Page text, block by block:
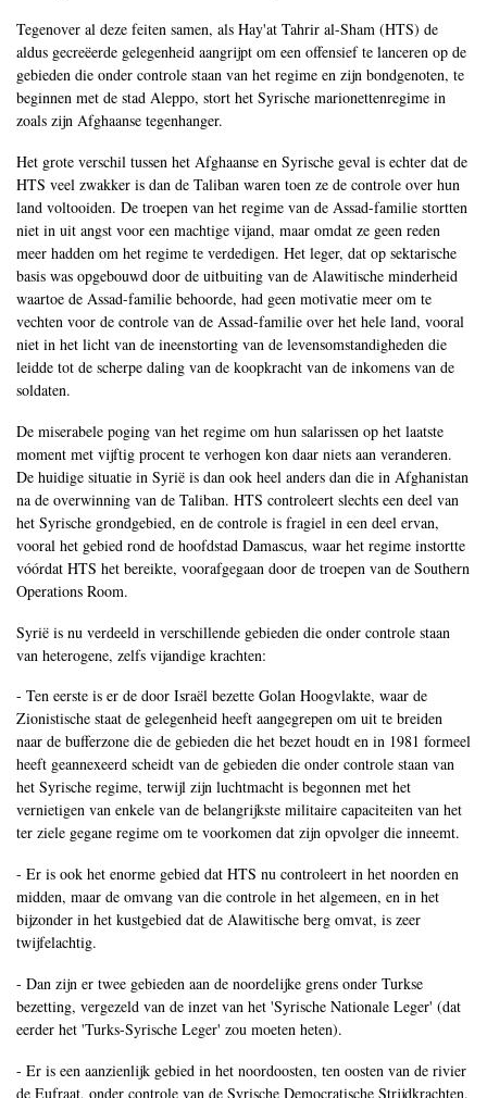
Tegenover al deze feiten samen, als Hay'at Tahrir al-Sham (HTS) de
aldus gecreëerde gelegenheid aangrijpt om een offensief te lanceren op de
gebieden die onder controle staan van het regime en zijn bondgenoten, te
beginnen met de stad Aleppo, stort het Syrische marionettenregime in
zoals zijn Afghaanse tegenhanger.
Het grote verschil tussen het Afghaanse en Syrische geval is echter dat de
HTS veel zwakker is dan de Taliban waren toen ze de controle over hun
land voltooiden. De troepen van het regime van de Assad-familie stortten
niet in uit angst voor een machtige vijand, maar omdat ze geen reden
meer hadden om het regime te verdedigen. Het leger, dat op sektarische
basis was opgebouwd door de uitbuiting van de Alawitische minderheid
waartoe de Assad-familie behoorde, had geen motivatie meer om te
vechten voor de controle van de Assad-familie over het hele land, vooral
niet in het licht van de ineenstorting van de levensomstandigheden die
leidde tot de scherpe daling van de koopkracht van de inkomens van de
soldaten.
De miserabele poging van het regime om hun salarissen op het laatste
moment met vijftig procent te verhogen kon daar niets aan veranderen.
De huidige situatie in Syrië is dan ook heel anders dan die in Afghanistan
na de overwinning van de Taliban. HTS controleert slechts een deel van
het Syrische grondgebied, en de controle is fragiel in een deel ervan,
vooral het gebied rond de hoofdstad Damascus, waar het regime instortte
vóórdat HTS het bereikte, voorafgegaan door de troepen van de Southern
Operations Room.
Syrië is nu verdeeld in verschillende gebieden die onder controle staan
van heterogene, zelfs vijandige krachten:
- Ten eerste is er de door Israël bezette Golan Hoogvlakte, waar de
Zionistische staat de gelegenheid heeft aangegrepen om uit te breiden
naar de bufferzone die de gebieden die het bezet houdt en in 1981 formeel
heeft geannexeerd scheidt van de gebieden die onder controle staan van
het Syrische regime, terwijl zijn luchtmacht is begonnen met het
vernietigen van enkele van de belangrijkste militaire capaciteiten van het
ter ziele gegane regime om te voorkomen dat zijn opvolger die inneemt.
- Er is ook het enorme gebied dat HTS nu controleert in het noorden en
midden, maar de omvang van die controle in het algemeen, en in het
bijzonder in het kustgebied dat de Alawitische berg omvat, is zeer
twijfelachtig.
- Dan zijn er twee gebieden aan de noordelijke grens onder Turkse
bezetting, vergezeld van de inzet van het 'Syrische Nationale Leger' (dat
eerder het 'Turks-Syrische Leger' zou moeten heten).
- Er is een aanzienlijk gebied in het noordoosten, ten oosten van de rivier
de Eufraat, onder controle van de Syrische Democratische Strijdkrachten,